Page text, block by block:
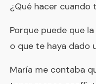
¿Qué hacer cuando
Porque puede que
o que te haya dado
María me contaba